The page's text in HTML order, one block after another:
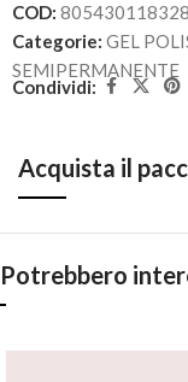
COD:
Categorie: GEL
SEMIPERMANENTE
Condividi:
Acquista il
Potrebbero